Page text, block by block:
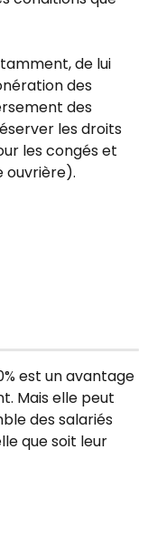
de lui
des
des
les droits
les congés et
ouvrière).
est un avantage
Mais elle peut
des salariés
que soit leur